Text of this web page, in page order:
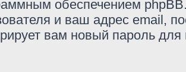
обеспечением
и ваш адрес email,
вам новый пароль